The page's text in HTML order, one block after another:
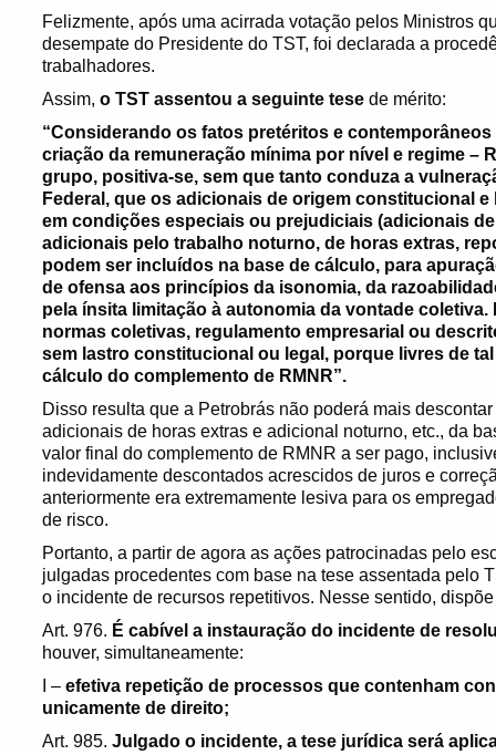
Felizmente, após uma acirrada votação pelos Ministros
desempate do Presidente do TST, foi declarada a
trabalhadores.
Assim, o TST assentou a seguinte tese de mérito:
“Considerando os fatos pretéritos e
criação da remuneração mínima por nível e regime –
grupo, positiva-se, sem que tanto conduza a
Federal, que os adicionais de origem constitucional
em condições especiais ou prejudiciais (adicionais
adicionais pelo trabalho noturno, de horas extras,
podem ser incluídos na base de cálculo, para
de ofensa aos princípios da isonomia, da
pela ínsita limitação à autonomia da vontade
normas coletivas, regulamento empresarial ou
sem lastro constitucional ou legal, porque livres de
cálculo do complemento de RMNR”.
Disso resulta que a Petrobrás não poderá mais
adicionais de horas extras e adicional noturno, etc., da
valor final do complemento de RMNR a ser pago,
indevidamente descontados acrescidos de juros e
anteriormente era extremamente lesiva para os
de risco.
Portanto, a partir de agora as ações patrocinadas pelo
julgadas procedentes com base na tese assentada pelo
o incidente de recursos repetitivos. Nesse sentido,
Art. 976. É cabível a instauração do incidente de
houver, simultaneamente:
I – efetiva repetição de processos que contenham
unicamente de direito;
Art. 985. Julgado o incidente, a tese jurídica será